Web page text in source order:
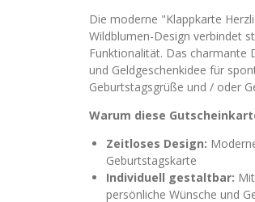
Die moderne "Klappkarte
Wildblumen-Design verbindet
Funktionalität. Das charmante
und Geldgeschenkidee für
Geburtstagsgrüße und / oder
Warum diese
Zeitloses Design:
Geburtstagskarte
Individuell gestaltbar:
persönliche Wünsche und